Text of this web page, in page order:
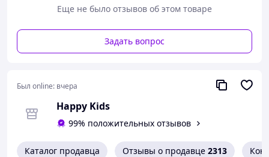
Ткань приятная к телу, тонкая и комфортная —
Турецкое качество обеспечивает долгую носку и
аккуратный внешний вид даже после многочисленных
✔ Подростковые котоновые штаны
✔ Темно-синие классические брюки
✔ Турецкие брюки Barli Denim
✔ Слегка стрейчевые брюки
✔ Брюки на мальчика в школу
Еще не было отзывов об этом товаре
Задать вопрос
Был online: вчера
Happy Kids
99% положительных отзывов
Каталог продавца Отзывы о продавце 2313